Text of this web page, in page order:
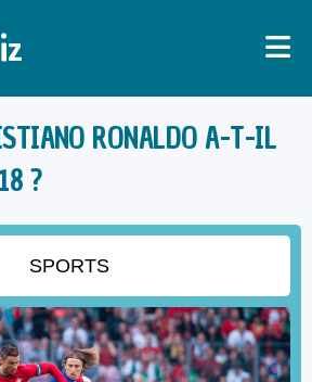
RONALDO A-T-IL
?
SPORTS